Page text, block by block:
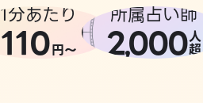
1分あたり
110円〜
所属占い師
2,000人
超